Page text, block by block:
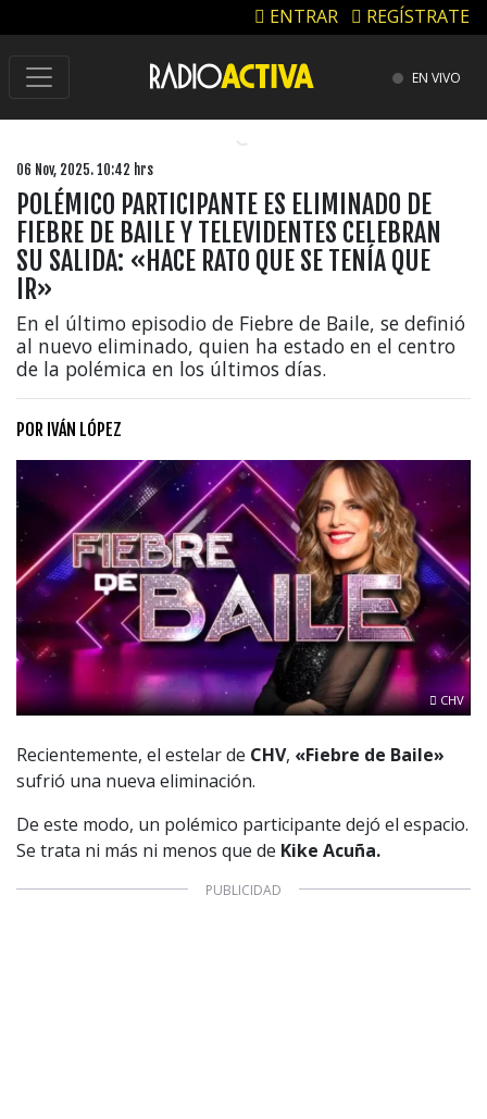
ENTRAR REGÍSTRATE
EN VIVO
06 Nov, 2025. 10:42 hrs
POLÉMICO PARTICIPANTE ES ELIMINADO DE
FIEBRE DE BAILE Y TELEVIDENTES CELEBRAN
SU SALIDA: «HACE RATO QUE SE TENÍA QUE
IR»
En el último episodio de Fiebre de Baile, se definió
al nuevo eliminado, quien ha estado en el centro
de la polémica en los últimos días.
POR IVÁN LÓPEZ
CHV
Recientemente, el estelar de CHV, «Fiebre de Baile»
sufrió una nueva eliminación.
De este modo, un polémico participante dejó el espacio.
Se trata ni más ni menos que de Kike Acuña.